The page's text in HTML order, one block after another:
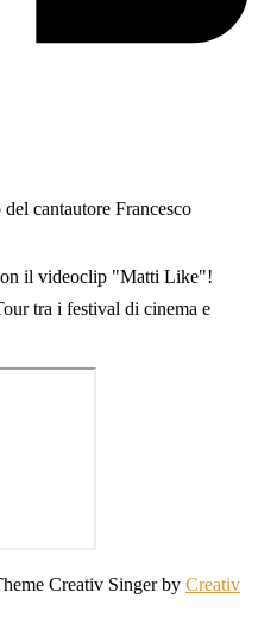
cantautore Francesco
il videoclip "Matti Like"!
tra i festival di cinema e
Creativ Singer by Creativ